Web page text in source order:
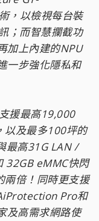
，以檢視每台裝
；而智慧攔截功
加上內建的NPU
一步強化隱私和
援最高19,000
以及最多100坪的
最高31G LAN /
32GB eMMC快閃
兩倍！同時更支援
Pro和
及高需求網路使